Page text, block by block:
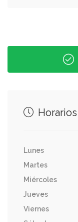
Horarios
Lunes
Martes
Miércoles
Jueves
Viernes